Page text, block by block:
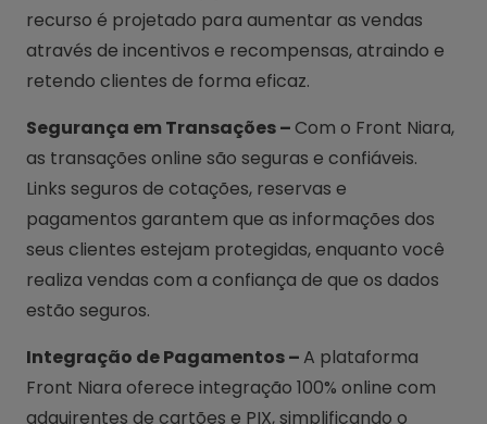
recurso é projetado para aumentar as vendas
através de incentivos e recompensas, atraindo e
retendo clientes de forma eficaz.
Segurança em Transações –Com o Front Niara,
as transações online são seguras e confiáveis.
Links seguros de cotações, reservas e
pagamentos garantem que as informações dos
seus clientes estejam protegidas, enquanto você
realiza vendas com a confiança de que os dados
estão seguros.
Integração de Pagamentos –A plataforma
Front Niara oferece integração 100% online com
adquirentes de cartões e PIX, simplificando o